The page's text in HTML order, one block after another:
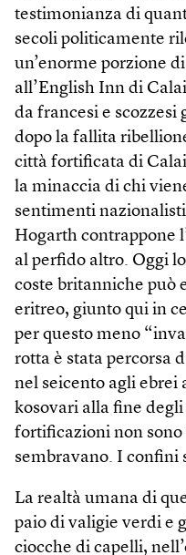
testimonianza di
secoli politicamente
un’enorme porzione
all’English Inn di
da francesi e
dopo la fallita
città fortificata di
la minaccia di chi
sentimenti
Hogarth contrappone
al perfido altro. Oggi
coste britanniche può
eritreo, giunto qui in
per questo meno
rotta è stata percorsa
nel seicento agli ebrei
kosovari alla fine
fortificazioni non sono
sembravano. I confini
La realtà umana di
paio di valigie verdi e
ciocche di capelli,